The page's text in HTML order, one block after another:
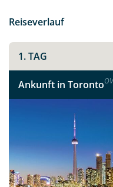
Reiseverlauf
1. TAG
Ankunft in TorontoOV